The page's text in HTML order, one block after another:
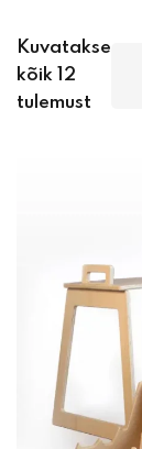
Kuvatakse
kõik 12
tulemust